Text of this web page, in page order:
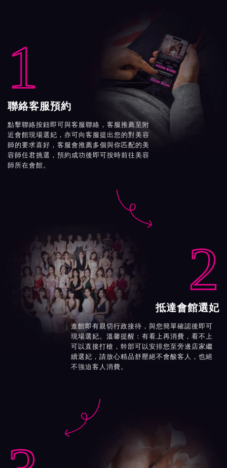
1
聯絡客服預約
點擊聯絡按鈕即可與客服聯絡，客服推薦至附
近會館現場選妃，亦可向客服提出您的對美容
師的要求喜好，客服會推薦多個與你匹配的美
容師任君挑選，預約成功後即可按時前往美容
師所在會館。

2
抵達會館選妃
進館即有親切行政接待，與您簡單確認後即可
現場選妃。溫馨提醒：有看上再消費，看不上
可以直接打槍，幹部可以安排您至旁邊店家繼
續選妃，請放心精品舒壓絕不會酸客人，也絕
不強迫客人消費。
